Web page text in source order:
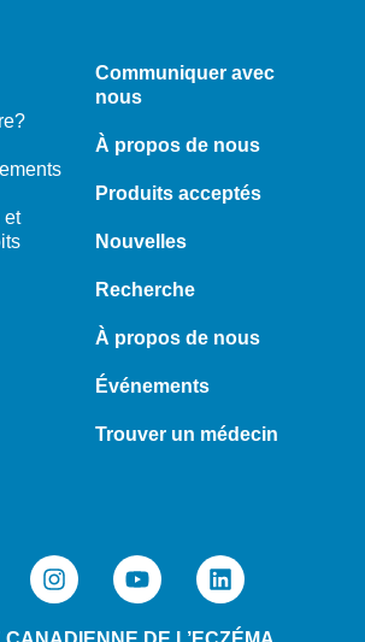
et
Communiquer avec
nous
À propos de nous
Produits acceptés
Nouvelles
Recherche
À propos de nous
Événements
Trouver un médecin